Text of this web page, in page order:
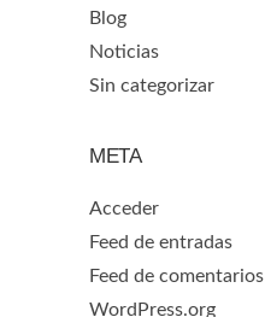
Blog
Noticias
Sin categorizar
META
Acceder
Feed de entradas
Feed de comentarios
WordPress.org